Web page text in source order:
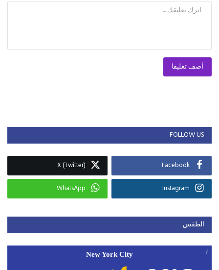
أضف تعليقا
FOLLOW US
Facebook
X (Twitter)
Instagram
WhatsApp
الطقس
New York City